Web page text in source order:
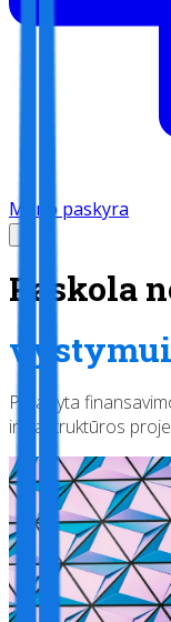
Mano paskyra
Paskola
vystymui
Pritaikyta
infrastruktūros